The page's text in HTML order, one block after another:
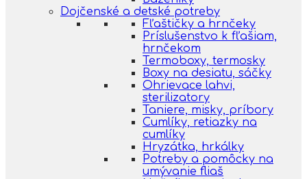
Dojčenské a detské potreby
Fľaštičky a hrnčeky
Príslušenstvo k fľašiam,
hrnčekom
Termoboxy, termosky
Boxy na desiatu, sáčky
Ohrievace lahvi,
sterilizatory
Taniere, misky, príbory
Cumlíky, retiazky na
cumlíky
Hryzátka, hrkálky
Potreby a pomôcky na
umývanie fliaš